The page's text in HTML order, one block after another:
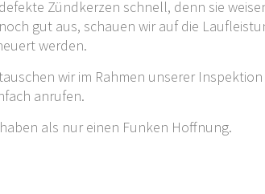
Zündkerzen schnell, denn sie
gut aus, schauen wir auf die
werden.
wir im Rahmen unserer
anrufen.
als nur einen Funken Hoffnung.